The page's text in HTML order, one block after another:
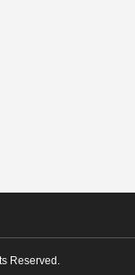
Reserved.